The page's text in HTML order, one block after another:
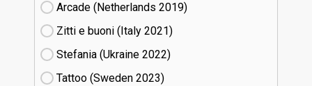
Arcade (Netherlands
19)
Zitti e buoni​ (Italy
21)
Stefania (Ukraine
22)
Tattoo (Sweden
23)